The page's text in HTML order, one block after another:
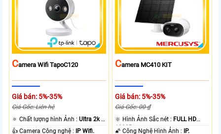
CAmera Wifi TapoC120
Giá bán: 5%-35%
Giá Gốc: Liên hệ
🔅 Chất lượng hình Ảnh :Ultra 2k +
.
👍 Camera Công nghệ : IP Wifi.
CAmera MC410 KIT
Giá bán: 5%-35%
Giá Gốc: 00 ₫
🔆 Hình Ảnh Sắc nét : FULL HD
1080P .
🌠 Công Nghệ Hình Ảnh : IP.